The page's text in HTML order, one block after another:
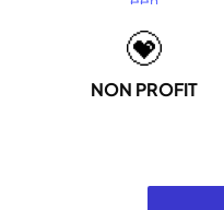
NON PROFIT